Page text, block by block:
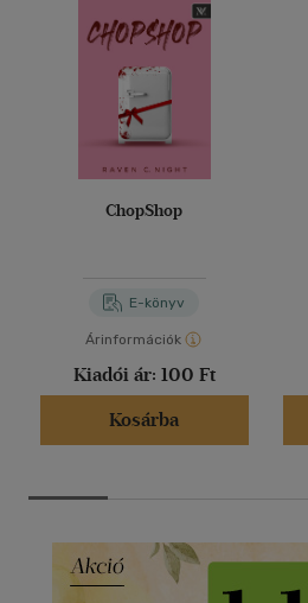
ChopShop
E-könyv
Árinformációk
Kiadói ár: 100 Ft
Kosárba